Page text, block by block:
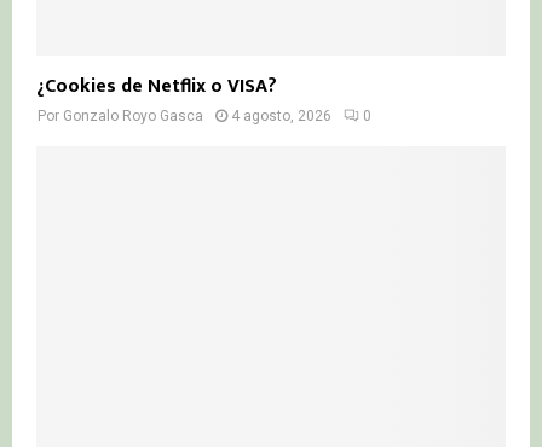
¿Cookies de Netflix o VISA?
Por Gonzalo Royo Gasca 4 agosto, 2026 0